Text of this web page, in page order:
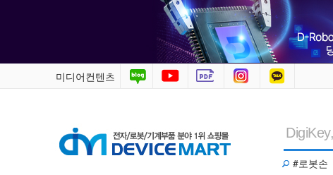
미디어컨텐츠
#로봇손